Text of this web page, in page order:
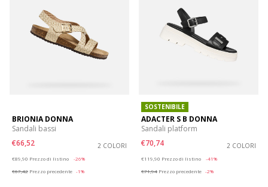
BRIONIA DONNA
Sandali bassi
€66,52
2 COLORI
€89,90 Prezzo di listino
-26%
€67,42 Prezzo precedente -1%
SOSTENIBILE
ADACTER S B DONNA
Sandali platform
€70,74
2 COLORI
€119,90 Prezzo di listino
-41%
€71,94 Prezzo precedente -2%